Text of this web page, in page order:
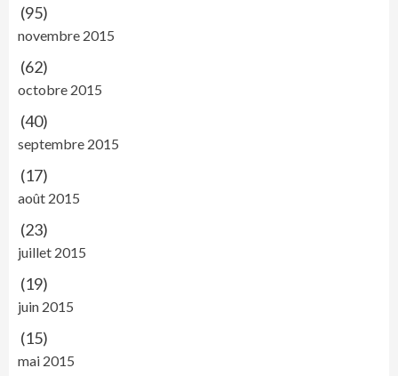
(95)
novembre 2015
(62)
octobre 2015
(40)
septembre 2015
(17)
août 2015
(23)
juillet 2015
(19)
juin 2015
(15)
mai 2015